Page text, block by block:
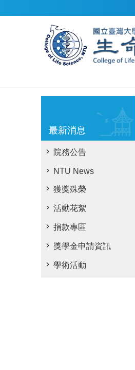
最新消息
院務公告
NTU News
獲獎殊榮
活動花絮
捐款專區
獎學金申請資訊
學術活動